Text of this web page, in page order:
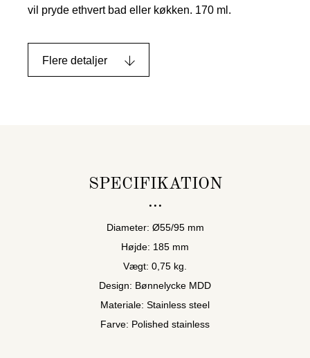
vil pryde ethvert bad eller køkken. 170 ml.
Flere detaljer
SPECIFIKATION
Diameter: Ø55/95 mm
Højde: 185 mm
Vægt: 0,75 kg.
Design: Bønnelycke MDD
Materiale: Stainless steel
Farve: Polished stainless